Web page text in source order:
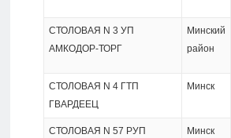
СТОЛОВАЯ N 3 УП
АМКОДОР-ТОРГ
Минский
район
СТОЛОВАЯ N 4 ГТП
ГВАРДЕЕЦ
Минск
СТОЛОВАЯ N 57 РУП
Минск